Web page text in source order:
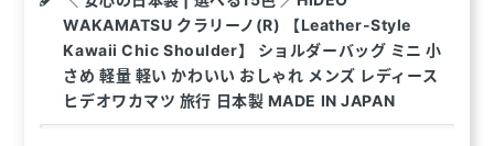
WAKAMATSU クラリーノ(R) 【Leather-Style
Kawaii Chic Shoulder】 ショルダーバッグ ミニ 小
さめ 軽量 軽い かわいい おしゃれ メンズ レディース
ヒデオワカマツ 旅行 日本製 MADE IN JAPAN